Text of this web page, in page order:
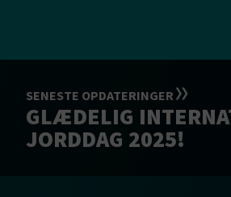
SENESTE OPDATERINGER
GLÆDELIG
JORDDAG 2025!